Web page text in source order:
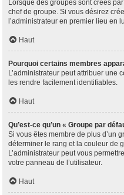
Lorsque des groupes sont créés
chef de groupe. Si vous désirez
l’administrateur en premier lieu en
Haut
Pourquoi certains membres
L’administrateur peut attribuer une
les rendre facilement identifiables.
Haut
Qu’est-ce qu’un « Groupe par
Si vous êtes membre de plus d’un
déterminer le rang et la couleur de
L’administrateur peut vous
votre panneau de l’utilisateur.
Haut